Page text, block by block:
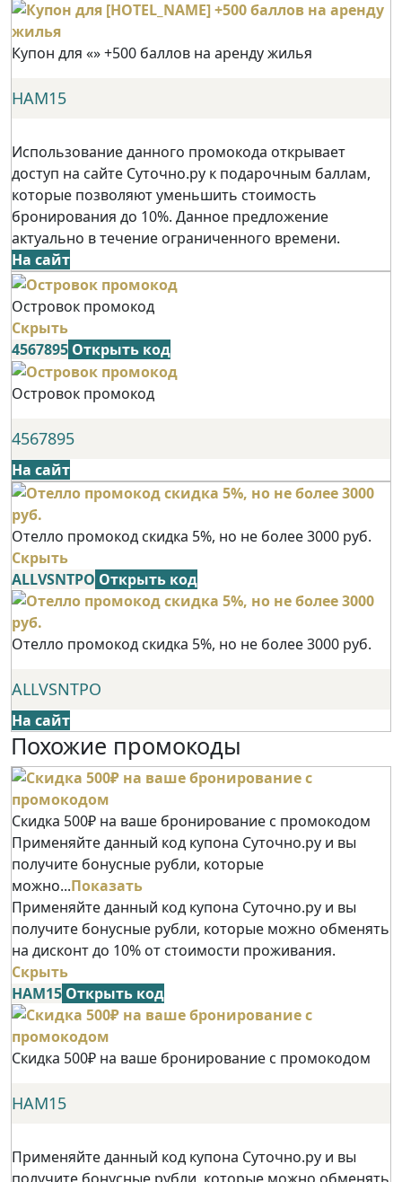
Купон для «» +500 баллов на аренду жилья
НАМ15
Использование данного промокода открывает
доступ на сайте Суточно.ру к подарочным баллам,
которые позволяют уменьшить стоимость
бронирования до 10%. Данное предложение
актуально в течение ограниченного времени.
На сайт
Островок промокод
Скрыть
4567895 Открыть код
Островок промокод
4567895
На сайт
Отелло промокод скидка 5%, но не более 3000 руб.
Скрыть
ALLVSNTPO Открыть код
Отелло промокод скидка 5%, но не более 3000 руб.
ALLVSNTPO
На сайт
Похожие промокоды
Скидка 500₽ на ваше бронирование с промокодом
Применяйте данный код купона Суточно.ру и вы
получите бонусные рубли, которые
можно...Показать
Применяйте данный код купона Суточно.ру и вы
получите бонусные рубли, которые можно обменять
на дисконт до 10% от стоимости проживания.
Скрыть
НАМ15 Открыть код
Скидка 500₽ на ваше бронирование с промокодом
НАМ15
Применяйте данный код купона Суточно.ру и вы